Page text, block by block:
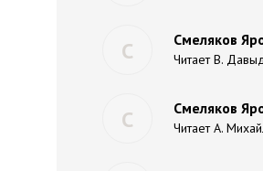
С Смеляков
Читает В.
С Смеляков
Читает А.